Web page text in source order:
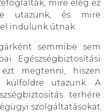
mire elég ez
utazunk, és mire
indulunk útnak.
semmibe sem
Egészségbiztosítási
megtenni, hiszen
utazunk. A
terhére
szolgáltatásokat